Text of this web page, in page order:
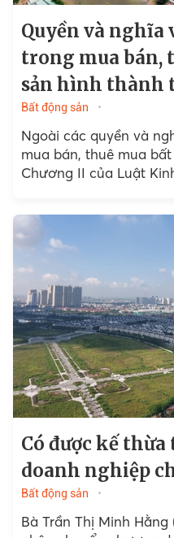
Quyền và nghĩa
trong mua bán,
sản hình thành
Bất động sản
Ngoài các quyền và
mua bán, thuê mua
Chương II của Luật
Có được kế
doanh nghiệp
Bất động sản
Bà Trần Thị Minh